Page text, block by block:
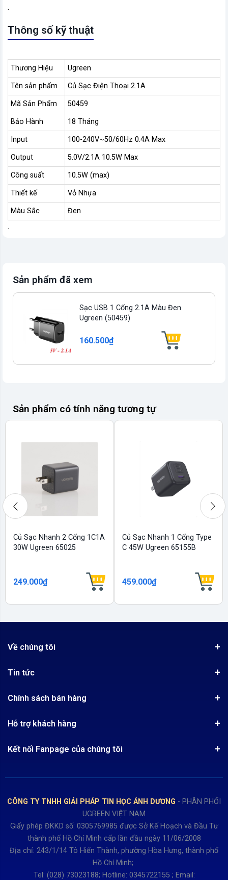
.
Thông số kỹ thuật
Thương Hiệu Ugreen
Tên sản phẩm Củ Sạc Điện Thoại 2.1A
Mã Sản Phẩm 50459
Bảo Hành 18 Tháng
Input 100-240V~50/60Hz 0.4A Max
Output 5.0V/2.1A 10.5W Max
Công suất 10.5W (max)
Thiết kế Vỏ Nhựa
Màu Sắc Đen
.
Sản phẩm đã xem
Sạc USB 1 Cổng 2.1A Màu Đen
Ugreen (50459)
160.500₫
Sản phẩm có tính năng tương tự
Củ Sạc Nhanh 2 Cổng 1C1A
30W Ugreen 65025
249.000₫
Củ Sạc Nhanh 1 Cổng Type
C 45W Ugreen 65155B
459.000₫
Về chúng tôi
Quy chế hoạt động
Tra cứu đơn hàng
Tin tức
Công nghệ - Sản phẩm mới
Review sản phẩm
Chính sách bán hàng
Chính sách Hủy, Đổi, Trả hàng
Hướng dẫn đăng ký tài khoản
Hỗ trợ khách hàng
Thời gian làm việc từ Thứ 2- Thứ 7
Buổi chiều từ 13h15 đến 17h30
Thứ 7 làm đến 15h30 chiều.
Kết nối Fanpage của chúng tôi
CÔNG TY TNHH GIẢI PHÁP TIN HỌC ÁNH DƯƠNG - PHÂN PHỐI
UGREEN VIỆT NAM
Giấy phép ĐKKD số: 0305769985 được Sở Kế Hoạch và Đầu Tư
thành phố Hồ Chí Minh cấp lần đầu ngày 11/06/2008
Địa chỉ: 243/1/14 Tô Hiến Thành, phường Hòa Hưng, thành phố
Hồ Chí Minh;
Tel: (028) 73023188; Hotline: 0345722155 ; Email: